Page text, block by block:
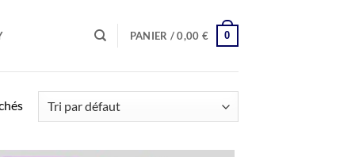
PANIER /0,00 € 0